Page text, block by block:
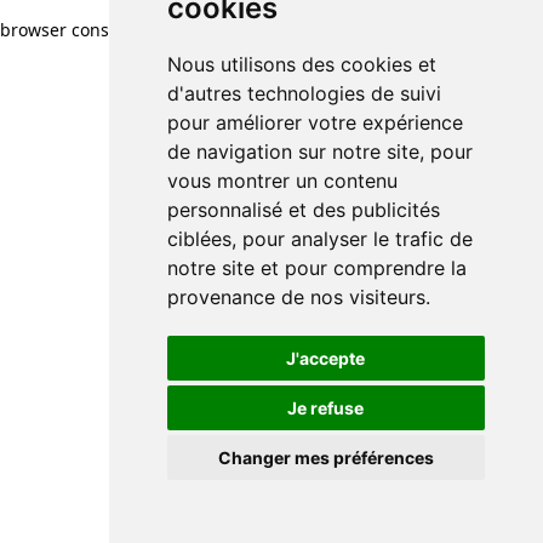
cookies
Nous utilisons des cookies et
d'autres technologies de suivi
pour améliorer votre expérience
de navigation sur notre site, pour
vous montrer un contenu
personnalisé et des publicités
ciblées, pour analyser le trafic de
notre site et pour comprendre la
provenance de nos visiteurs.
J'accepte
Je refuse
Changer mes préférences
browser console for more information)